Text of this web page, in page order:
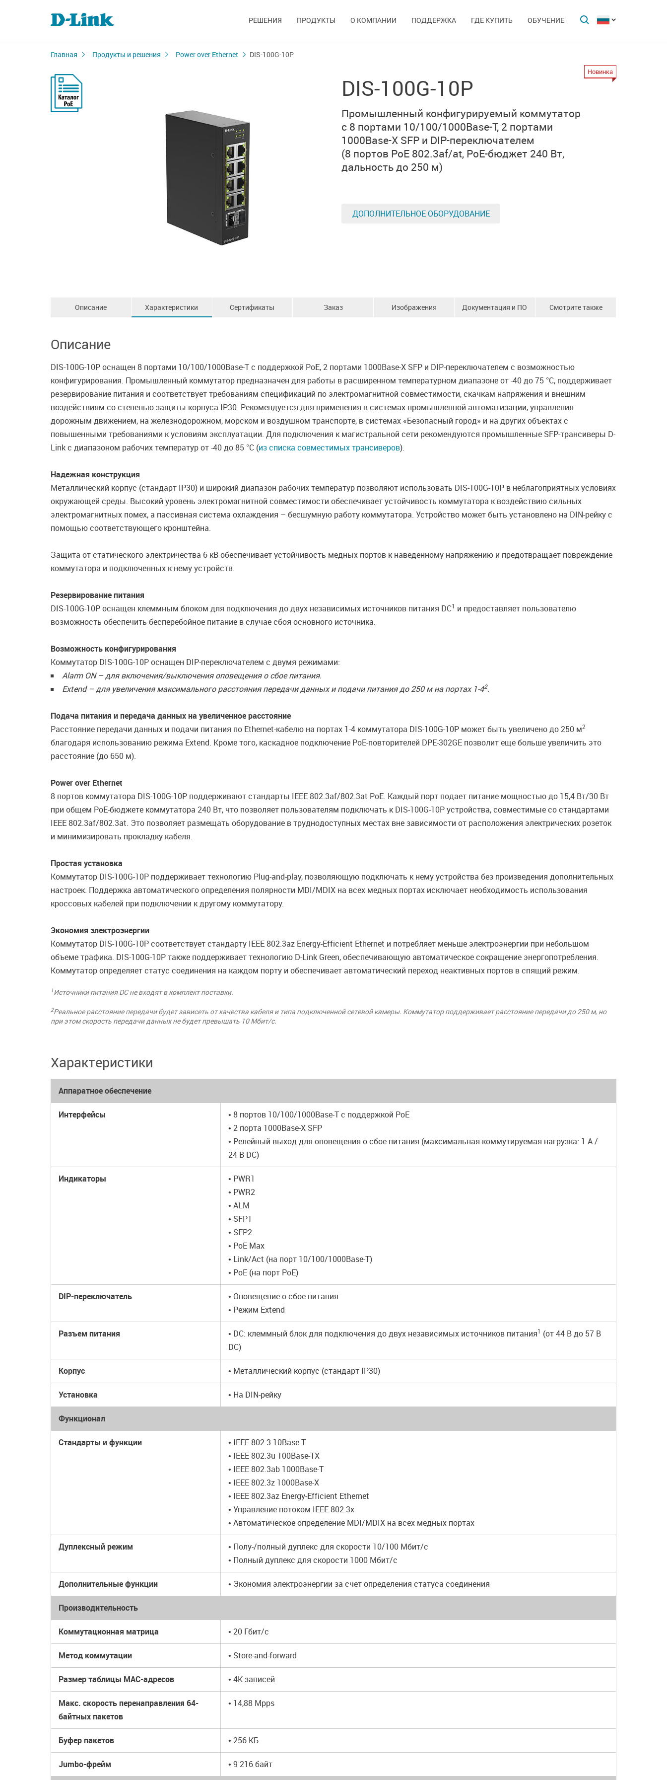
РЕШЕНИЯ ПРОДУКТЫ О КОМПАНИИ ПОДДЕРЖКА ГДЕ КУПИТЬ ОБУЧЕНИЕ
Главная Продукты и решения Power over Ethernet DIS-100G-10P
DIS-100G-10P
Новинка
Промышленный конфигурируемый коммутатор
с 8 портами 10/100/1000Base-T, 2 портами
1000Base-X SFP и DIP-переключателем
(8 портов PoE 802.3af/at, PoE-бюджет 240 Вт,
дальность до 250 м)
ДОПОЛНИТЕЛЬНОЕ ОБОРУДОВАНИЕ
Описание Характеристики Сертификаты Заказ Изображения Документация и ПО Смотрите также
Описание
DIS-100G-10P оснащен 8 портами 10/100/1000Base-T с поддержкой PoE, 2 портами 1000Base-X SFP и DIP-переключателем с возможностью
конфигурирования. Промышленный коммутатор предназначен для работы в расширенном температурном диапазоне от -40 до 75 °С, поддерживает
резервирование питания и соответствует требованиям спецификаций по электромагнитной совместимости, скачкам напряжения и внешним
воздействиям со степенью защиты корпуса IP30. Рекомендуется для применения в системах промышленной автоматизации, управления
дорожным движением, на железнодорожном, морском и воздушном транспорте, в системах «Безопасный город» и на других объектах с
повышенными требованиями к условиям эксплуатации. Для подключения к магистральной сети рекомендуются промышленные SFP-трансиверы D-
Link c диапазоном рабочих температур от -40 до 85 °С (из списка совместимых трансиверов).
Надежная конструкция
Металлический корпус (стандарт IP30) и широкий диапазон рабочих температур позволяют использовать DIS-100G-10P в неблагоприятных условиях
окружающей среды. Высокий уровень электромагнитной совместимости обеспечивает устойчивость коммутатора к воздействию сильных
электромагнитных помех, а пассивная система охлаждения – бесшумную работу коммутатора. Устройство может быть установлено на DIN-рейку с
помощью соответствующего кронштейна.
Защита от статического электричества 6 кВ обеспечивает устойчивость медных портов к наведенному напряжению и предотвращает повреждение
коммутатора и подключенных к нему устройств.
Резервирование питания
DIS-100G-10P оснащен клеммным блоком для подключения до двух независимых источников питания DC1 и предоставляет пользователю
возможность обеспечить бесперебойное питание в случае сбоя основного источника.
Возможность конфигурирования
Коммутатор DIS-100G-10P оснащен DIP-переключателем с двумя режимами:
Alarm ON – для включения/выключения оповещения о сбое питания.
Extend – для увеличения максимального расстояния передачи данных и подачи питания до 250 м на портах 1-42.
Подача питания и передача данных на увеличенное расстояние
Расстояние передачи данных и подачи питания по Ethernet-кабелю на портах 1-4 коммутатора DIS-100G-10P может быть увеличено до 250 м2
благодаря использованию режима Extend. Кроме того, каскадное подключение PoE-повторителей DPE-302GE позволит еще больше увеличить это
расстояние (до 650 м).
Power over Ethernet
8 портов коммутатора DIS-100G-10P поддерживают стандарты IEEE 802.3af/802.3at PoE. Каждый порт подает питание мощностью до 15,4 Вт/30 Вт
при общем PoE-бюджете коммутатора 240 Вт, что позволяет пользователям подключать к DIS-100G-10P устройства, совместимые со стандартами
IEEE 802.3af/802.3at. Это позволяет размещать оборудование в труднодоступных местах вне зависимости от расположения электрических розеток
и минимизировать прокладку кабеля.
Простая установка
Коммутатор DIS-100G-10P поддерживает технологию Plug-and-play, позволяющую подключать к нему устройства без произведения дополнительных
настроек. Поддержка автоматического определения полярности MDI/MDIX на всех медных портах исключает необходимость использования
кроссовых кабелей при подключении к другому коммутатору.
Экономия электроэнергии
Коммутатор DIS-100G-10P соответствует стандарту IEEE 802.3az Energy-Efficient Ethernet и потребляет меньше электроэнергии при небольшом
объеме трафика. DIS-100G-10P также поддерживает технологию D-Link Green, обеспечивающую автоматическое сокращение энергопотребления.
Коммутатор определяет статус соединения на каждом порту и обеспечивает автоматический переход неактивных портов в спящий режим.
1Источники питания DC не входят в комплект поставки.
2Реальное расстояние передачи будет зависеть от качества кабеля и типа подключенной сетевой камеры. Коммутатор поддерживает расстояние передачи до 250 м, но
при этом скорость передачи данных не будет превышать 10 Мбит/с.
Характеристики
Аппаратное обеспечение
Интерфейсы
• 8 портов 10/100/1000Base-T с поддержкой PoE
• 2 порта 1000Base-X SFP
• Релейный выход для оповещения о сбое питания (максимальная коммутируемая нагрузка: 1 А /
24 В DC)
Индикаторы
• PWR1
• PWR2
• ALM
• SFP1
• SFP2
• PoE Max
• Link/Act (на порт 10/100/1000Base-T)
• PoE (на порт PoE)
DIP-переключатель
• Оповещение о сбое питания
• Режим Extend
Разъем питания • DC: клеммный блок для подключения до двух независимых источников питания1 (от 44 В до 57 В
DC)
Корпус • Металлический корпус (стандарт IP30)
Установка • На DIN-рейку
Функционал
Стандарты и функции
• IEEE 802.3 10Base-T
• IEEE 802.3u 100Base-TX
• IEEE 802.3ab 1000Base-T
• IEEE 802.3z 1000Base-X
• IEEE 802.3az Energy-Efficient Ethernet
• Управление потоком IEEE 802.3x
• Автоматическое определение MDI/MDIX на всех медных портах
Дуплексный режим
• Полу-/полный дуплекс для скорости 10/100 Мбит/с
• Полный дуплекс для скорости 1000 Мбит/с
Дополнительные функции • Экономия электроэнергии за счет определения статуса соединения
Производительность
Коммутационная матрица • 20 Гбит/с
Метод коммутации • Store-and-forward
Размер таблицы MAC-адресов • 4K записей
Макс. скорость перенаправления 64-
байтных пакетов
• 14,88 Mpps
Буфер пакетов • 256 КБ
Jumbo-фрейм • 9 216 байт